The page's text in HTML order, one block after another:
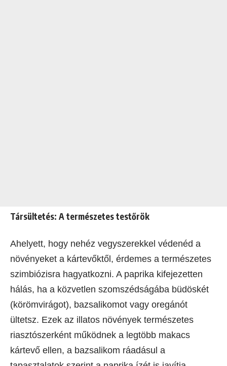
Társültetés: A természetes testőrök
Ahelyett, hogy nehéz vegyszerekkel védenéd a
növényeket a kártevőktől, érdemes a természetes
szimbiózisra hagyatkozni. A paprika kifejezetten
hálás, ha a közvetlen szomszédságába büdöskét
(körömvirágot), bazsalikomot vagy oregánót
ültetsz. Ezek az illatos növények természetes
riasztószerként működnek a legtöbb makacs
kártevő ellen, a bazsalikom ráadásul a